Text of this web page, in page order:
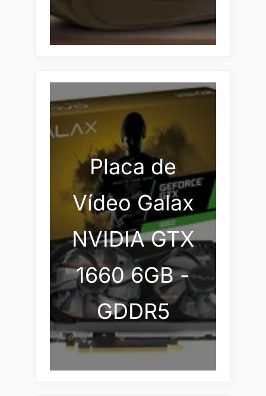
Placa de
Vídeo Galax
NVIDIA GTX
1660 6GB -
GDDR5